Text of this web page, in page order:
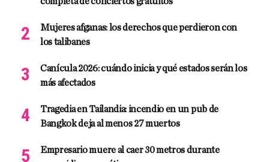
Mujeres afganas: los derechos que perdieron con
los talibanes
Canícula 2026: cuándo inicia y qué estados serán los
más afectados
Tragedia en Tailandia: incendio en un pub de
Bangkok deja al menos 27 muertos
Empresario muere al caer 30 metros durante